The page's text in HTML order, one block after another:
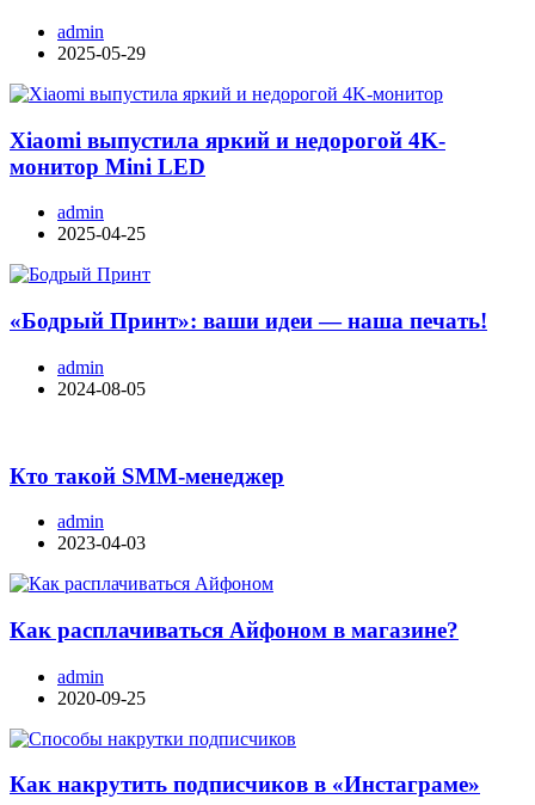
admin
2025-05-29
Xiaomi выпустила яркий и недорогой 4K-
монитор Mini LED
admin
2025-04-25
«Бодрый Принт»: ваши идеи — наша печать!
admin
2024-08-05
Кто такой SMM-менеджер
admin
2023-04-03
Как расплачиваться Айфоном в магазине?
admin
2020-09-25
Как накрутить подписчиков в «Инстаграме»